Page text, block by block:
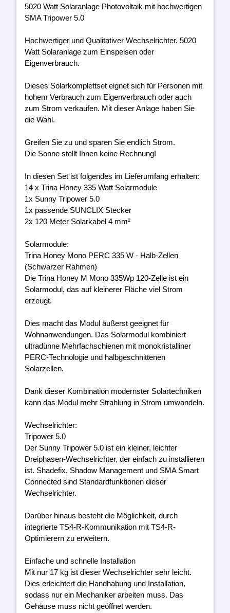
5020 Watt Solaranlage Photovoltaik mit hochwertigen
SMA Tripower 5.0
Hochwertiger und Qualitativer Wechselrichter. 5020
Watt Solaranlage zum Einspeisen oder
Eigenverbrauch.
Dieses Solarkomplettset eignet sich für Personen mit
hohem Verbrauch zum Eigenverbrauch oder auch
zum Strom verkaufen. Mit dieser Anlage haben Sie
die Wahl.
Greifen Sie zu und sparen Sie endlich Strom.
Die Sonne stellt Ihnen keine Rechnung!
In diesen Set ist folgendes im Lieferumfang erhalten:
14 x Trina Honey 335 Watt Solarmodule
1x Sunny Tripower 5.0
1x passende SUNCLIX Stecker
2x 120 Meter Solarkabel 4 mm²
Solarmodule:
Trina Honey Mono PERC 335 W - Halb-Zellen
(Schwarzer Rahmen)
Die Trina Honey M Mono 335Wp 120-Zelle ist ein
Solarmodul, das auf kleinerer Fläche viel Strom
erzeugt.
Dies macht das Modul äußerst geeignet für
Wohnanwendungen. Das Solarmodul kombiniert
ultradünne Mehrfachschienen mit monokristalliner
PERC-Technologie und halbgeschnittenen
Solarzellen.
Dank dieser Kombination modernster Solartechniken
kann das Modul mehr Strahlung in Strom umwandeln.
Wechselrichter:
Tripower 5.0
Der Sunny Tripower 5.0 ist ein kleiner, leichter
Dreiphasen-Wechselrichter, der einfach zu installieren
ist. Shadefix, Shadow Management und SMA Smart
Connected sind Standardfunktionen dieser
Wechselrichter.
Darüber hinaus besteht die Möglichkeit, durch
integrierte TS4-R-Kommunikation mit TS4-R-
Optimierern zu erweitern.
Einfache und schnelle Installation
Mit nur 17 kg ist dieser Wechselrichter sehr leicht.
Dies erleichtert die Handhabung und Installation,
sodass nur ein Mechaniker arbeiten muss. Das
Gehäuse muss nicht geöffnet werden.